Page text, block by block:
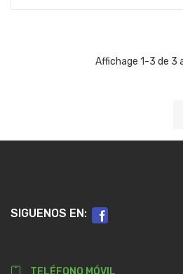
Affichage 1-3 de 3
SIGUENOS EN: